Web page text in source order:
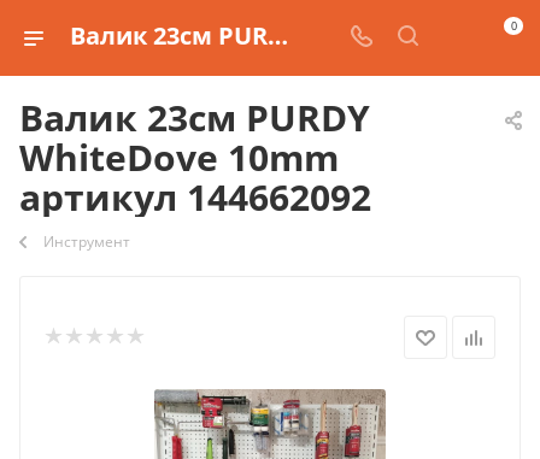
Валик 23см PURDY WhiteDove 10mm артикул 144662092 0
Валик 23см PURDY
WhiteDove 10mm
артикул 144662092
Инструмент